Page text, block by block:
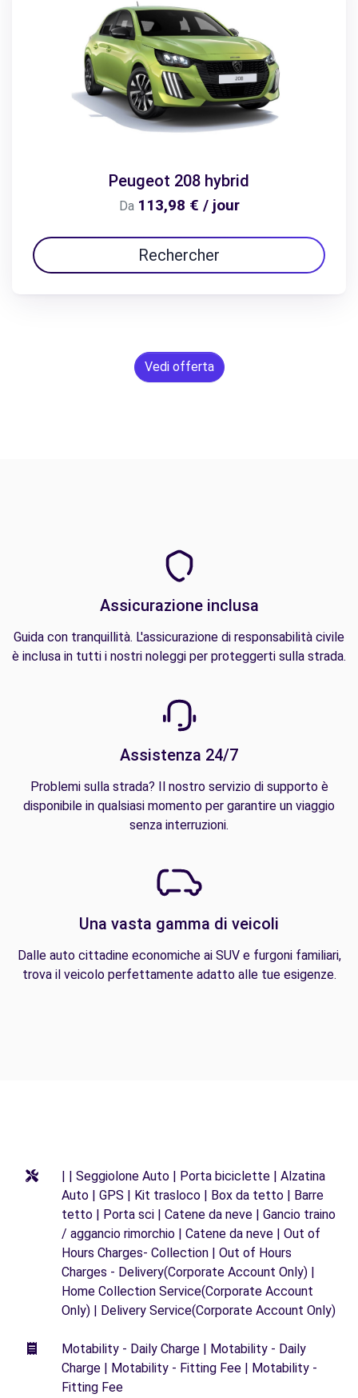
Peugeot 208 hybrid
Da 113,98 € / jour
Rechercher
Vedi offerta
Assicurazione inclusa
Guida con tranquillità. L'assicurazione di responsabilità civile
è inclusa in tutti i nostri noleggi per proteggerti sulla strada.
Assistenza 24/7
Problemi sulla strada? Il nostro servizio di supporto è
disponibile in qualsiasi momento per garantire un viaggio
senza interruzioni.
Una vasta gamma di veicoli
Dalle auto cittadine economiche ai SUV e furgoni familiari,
trova il veicolo perfettamente adatto alle tue esigenze.
| | Seggiolone Auto | Porta biciclette | Alzatina
Auto | GPS | Kit trasloco | Box da tetto | Barre
tetto | Porta sci | Catene da neve | Gancio traino
/ aggancio rimorchio | Catene da neve | Out of
Hours Charges- Collection | Out of Hours
Charges - Delivery(Corporate Account Only) |
Home Collection Service(Corporate Account
Only) | Delivery Service(Corporate Account Only)
Motability - Daily Charge | Motability - Daily
Charge | Motability - Fitting Fee | Motability -
Fitting Fee